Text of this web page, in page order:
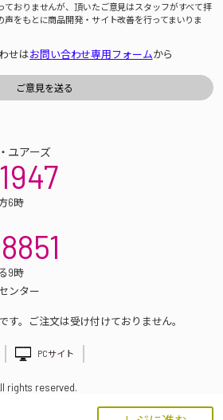
ておりませんが、頂いたご意見はスタッフがすべて拝
声をもとに商品開発・サイト改善を行ってまいりま
せはお問い合わせ専用フォームから
ユアーズ
6時
9時
ンター
。ご注文は受け付けておりません。
PCサイト
rights reserved.